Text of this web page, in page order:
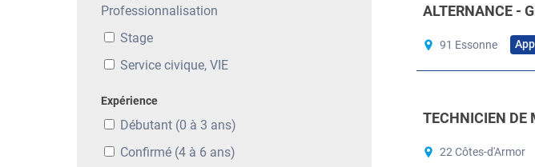
Professionnalisation
Stage
Service civique, VIE
Expérience
Débutant (0 à 3 ans)
Confirmé (4 à 6 ans)
ALTERNANCE -
91 Essonne
TECHNICIEN DE
22 Côtes-d'Armor